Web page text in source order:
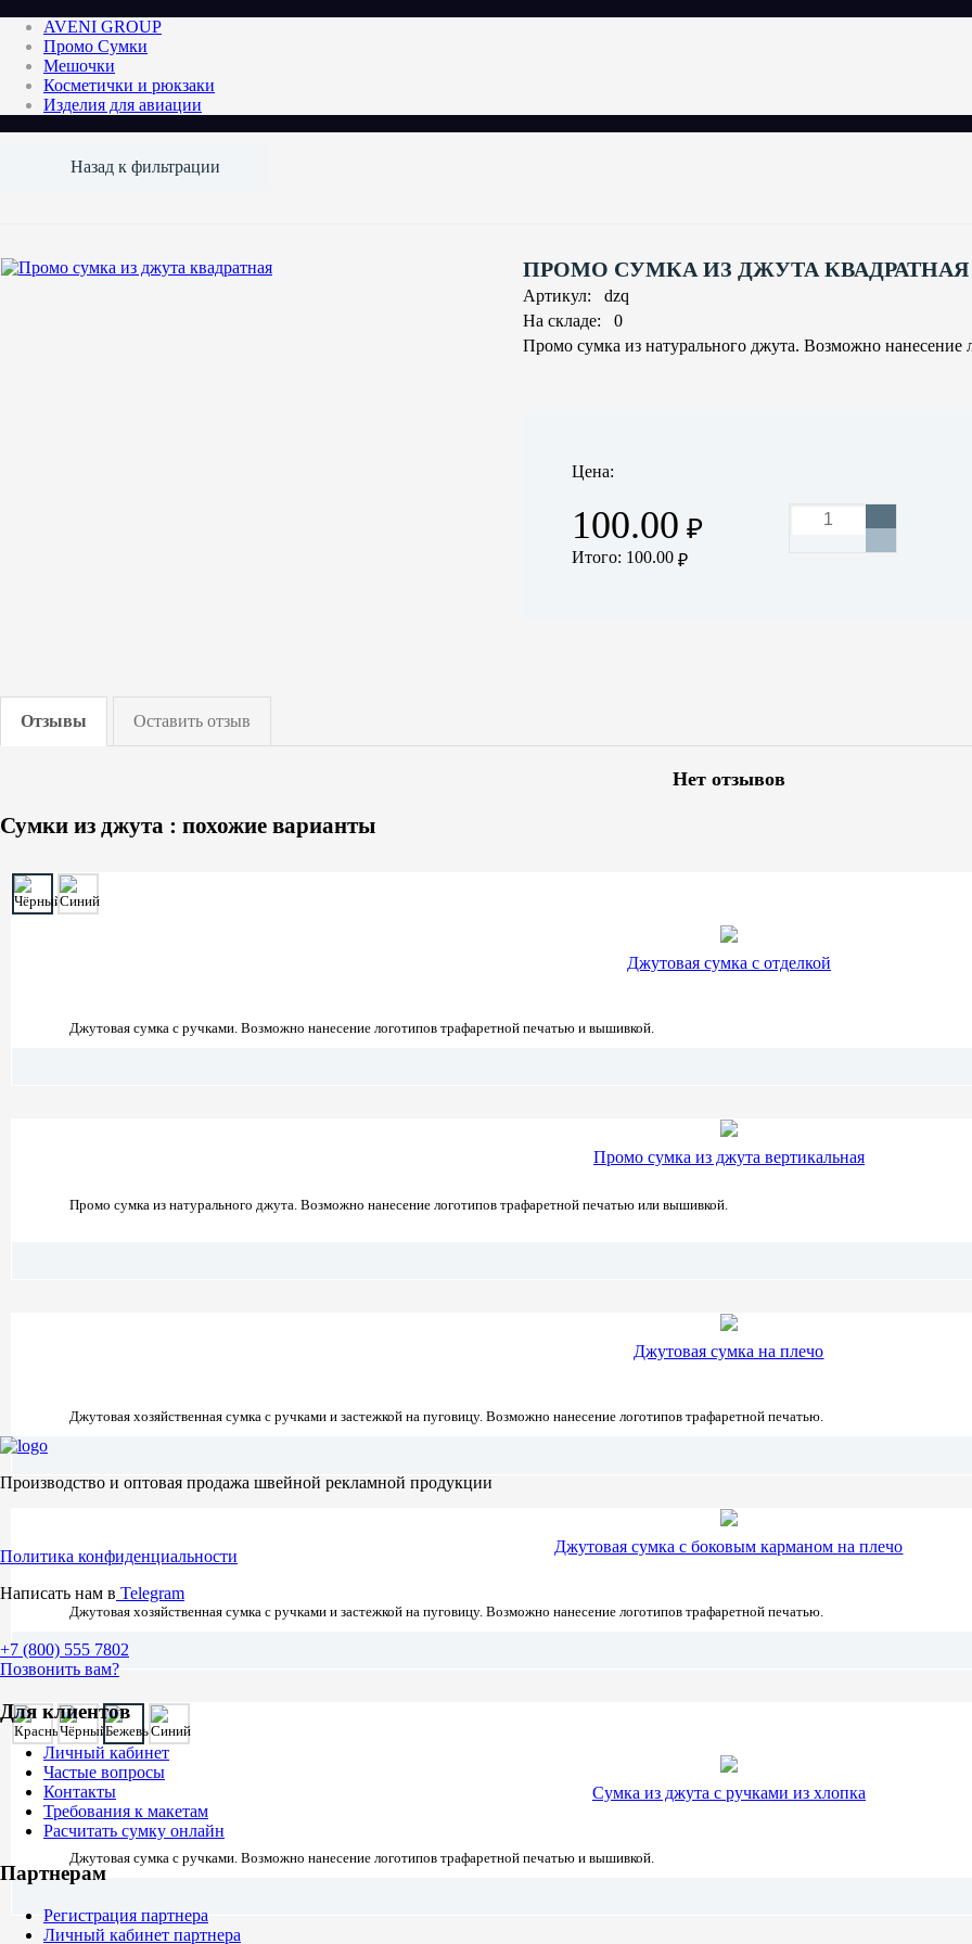
AVENI GROUP
Промо Сумки
Мешочки
Косметички и рюкзаки
Изделия для авиации
Назад к фильтрации
ПРОМО СУМКА ИЗ ДЖУТА КВАДРАТНАЯ
Артикул: dzq
На складе: 0
Промо сумка из натурального джута. Возможно
Цена:
100.00 ₽
Итого: 100.00 ₽
Отзывы Оставить отзыв
Нет отзывов
Сумки из джута : похожие варианты
Джутовая сумка с отделкой
Джутовая сумка с ручками. Возможно нанесение логотипов трафаретной печатью и вышивкой.
Промо сумка из джута вертикальная
Промо сумка из натурального джута. Возможно нанесение логотипов трафаретной печатью или вышивкой.
Джутовая сумка на плечо
Джутовая хозяйственная сумка с ручками и застежкой на пуговицу. Возможно нанесение логотипов трафаретной печатью.
Джутовая сумка с боковым карманом на плечо
Джутовая хозяйственная сумка с ручками и застежкой на пуговицу. Возможно нанесение логотипов трафаретной печатью.
Сумка из джута с ручками из хлопка
Джутовая сумка с ручками. Возможно нанесение логотипов трафаретной печатью и вышивкой.
Производство и оптовая продажа швейной рекламной продукции
Политика конфиденциальности
Написать нам в Telegram
+7 (800) 555 7802
Позвонить вам?
Для клиентов
Личный кабинет
Частые вопросы
Контакты
Требования к макетам
Расчитать сумку онлайн
Партнерам
Регистрация партнера
Личный кабинет партнера